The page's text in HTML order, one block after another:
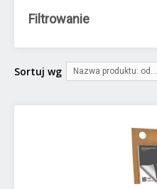
Filtrowanie
Sortuj wg